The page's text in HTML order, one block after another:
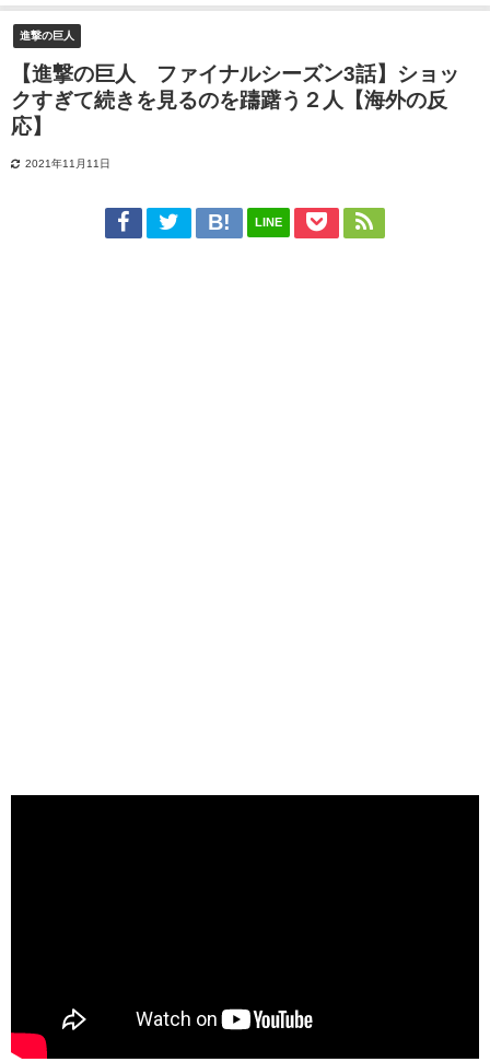
進撃の巨人
【進撃の巨人 ファイナルシーズン3話】ショッ
クすぎて続きを見るのを躊躇う２人【海外の反
応】
2021年11月11日
LINE